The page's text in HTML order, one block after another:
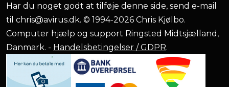
Har du noget godt at tilføje denne side, send e-mail
til chris@avirus.dk. © 1994-2026 Chris Kjølbo.
Computer hjælp og support Ringsted Midtsjælland,
Danmark. - Handelsbetingelser / GDPR.